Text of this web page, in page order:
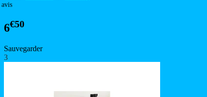
avis
6€50
Sauvegarder
3